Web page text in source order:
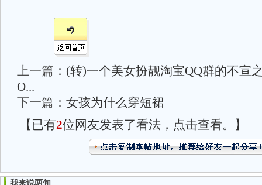
上一篇： (转)一个美女扮靓淘宝QQ群的不宣
O...
下一篇： 女孩为什么穿短裙
【已有2位网友发表了看法，点击查看。】
我来说两句